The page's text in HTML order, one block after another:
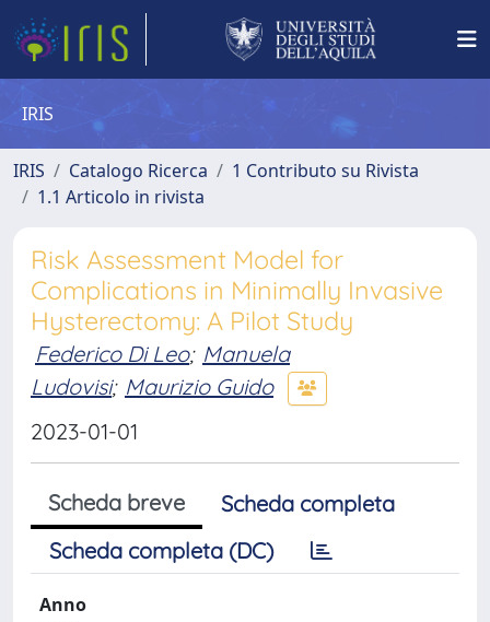
IRIS
IRIS Catalogo Ricerca
1 Contributo su Rivista
1.1 Articolo in rivista
Risk Assessment Model for
Complications in Minimally Invasive
Hysterectomy: A Pilot Study
Federico Di Leo; Manuela
Ludovisi; Maurizio Guido
2023-01-01
Scheda breve
Scheda completa
Scheda completa (DC)
Anno